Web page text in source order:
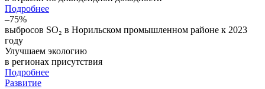
Подробнее
–75%
выбросов SO₂ в Норильском промышленном районе к 2023
году
Улучшаем экологию
в регионах присутствия
Подробнее
Развитие